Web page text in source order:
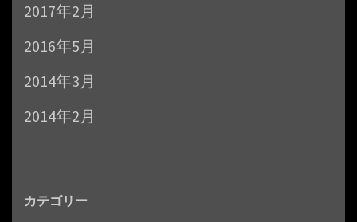
2017年2月
2016年5月
2014年3月
2014年2月
カテゴリー